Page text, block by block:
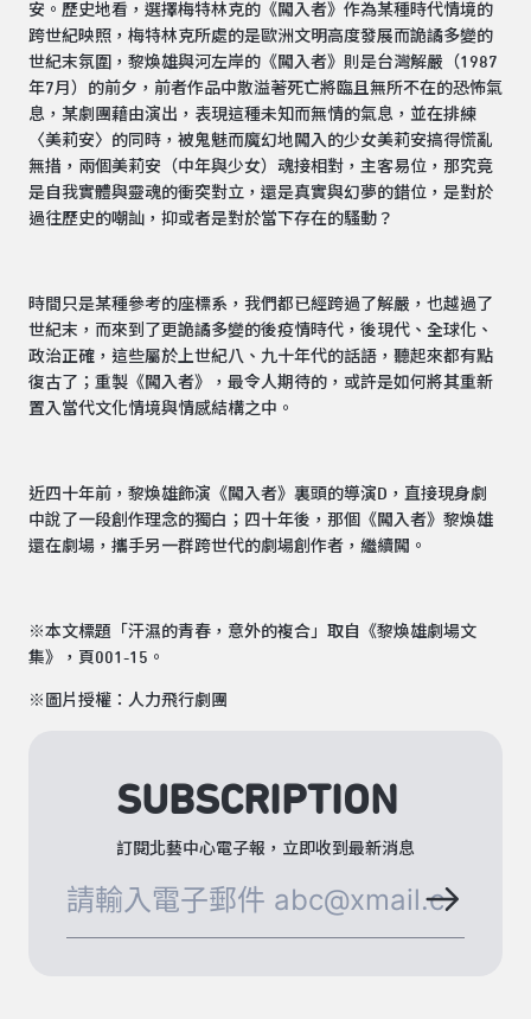
安。歷史地看，選擇梅特林克的《闖入者》作為某種時代情境的
跨世紀映照，梅特林克所處的是歐洲文明高度發展而詭譎多變的
世紀末氛圍，黎煥雄與河左岸的《闖入者》則是台灣解嚴（1987
年7月）的前夕，前者作品中散溢著死亡將臨且無所不在的恐怖氣
息，某劇團藉由演出，表現這種未知而無情的氣息，並在排練
〈美莉安〉的同時，被鬼魅而魔幻地闖入的少女美莉安搞得慌亂
無措，兩個美莉安（中年與少女）魂接相對，主客易位，那究竟
是自我實體與靈魂的衝突對立，還是真實與幻夢的錯位，是對於
過往歷史的嘲訕，抑或者是對於當下存在的騷動？
時間只是某種參考的座標系，我們都已經跨過了解嚴，也越過了
世紀末，而來到了更詭譎多變的後疫情時代，後現代、全球化、
政治正確，這些屬於上世紀八、九十年代的話語，聽起來都有點
復古了；重製《闖入者》，最令人期待的，或許是如何將其重新
置入當代文化情境與情感結構之中。
近四十年前，黎煥雄飾演《闖入者》裏頭的導演D，直接現身劇
中說了一段創作理念的獨白；四十年後，那個《闖入者》黎煥雄
還在劇場，攜手另一群跨世代的劇場創作者，繼續闖。
※本文標題「汗濕的青春，意外的複合」取自《黎煥雄劇場文
集》，頁001-15。
※圖片授權：人力飛行劇團
SUBSCRIPTION
訂閱北藝中心電子報，立即收到最新消息